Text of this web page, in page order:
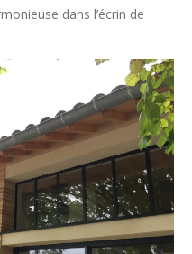
dans l’écrin de